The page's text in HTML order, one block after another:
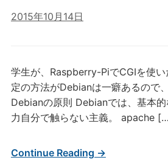
2015年10月14日
学生が、Raspberry-PiでCGIを使
定の方法がDebianは一癖あるので
Debianの原則 Debianでは、基本
力自分で触らない主義。 apache
Continue Reading →